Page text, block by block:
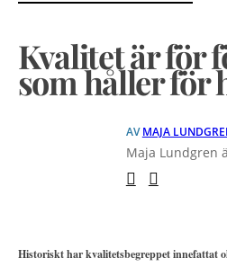
Kvalitet är för
som håller för
AVMAJA
Maja Lundgren
Historiskt har kvalitetsbegreppet innefattat